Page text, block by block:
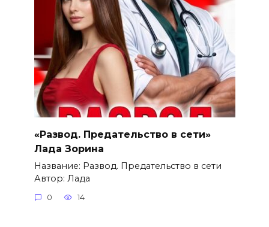
«Развод. Предательство в сети»
Лада Зорина
Название: Развод. Предательство в сети
Автор: Лада
0 14